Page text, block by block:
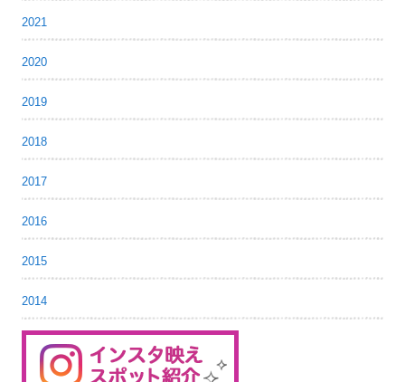
2021
2020
2019
2018
2017
2016
2015
2014